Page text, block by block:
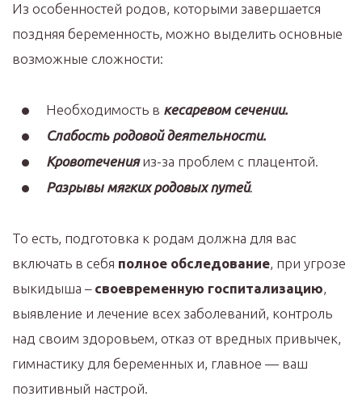
Из особенностей родов, которыми завершается
поздняя беременность, можно выделить основные
возможные сложности:
Необходимость в кесаревом сечении.
Слабость родовой деятельности.
Кровотеченияиз-за проблем с плацентой.
Разрывы мягких родовых путей.
То есть, подготовка к родам должна для вас
включать в себя полное обследование, при угрозе
выкидыша – своевременную госпитализацию,
выявление и лечение всех заболеваний, контроль
над своим здоровьем, отказ от вредных привычек,
гимнастику для беременных и, главное — ваш
позитивный настрой.